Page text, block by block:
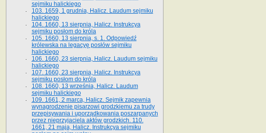
sejmiku halickiego
103. 1659, 1 grudnia, Halicz. Laudum sejmiku
halickiego
104. 1660, 13 sierpnia, Halicz. Instrukcya
sejmiku posłom do króla
105. 1660, 13 sierpnia, s. 1. Odpowiedź
królewska na legacyę posłów sejmiku
halickiego
106. 1660, 23 sierpnia, Halicz. Laudum sejmiku
halickiego
107. 1660, 23 sierpnia, Halicz. Instrukcya
sejmiku posłom do króla
108. 1660, 13 września, Halicz. Laudum
sejmiku halickiego
109. 1661, 2 marca, Halicz. Sejmik zapewnia
wynagrodzenie pisarzowi grodzkiemu za trudy
przepisywania i uporządkowania poszarpanych
przez nieprzyjaciela aktów grodzkich. 110.
1661, 21 maja, Halicz. Instrukcya sejmiku